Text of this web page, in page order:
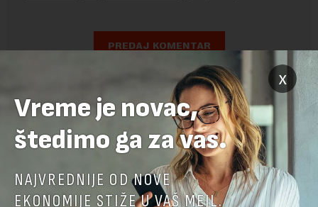
x
Vreme je novac,
štedimo ga za vas.
NAJVREDNIJE OD NOVE
EKONOMIJE STIŽE U VAŠ MEJL.